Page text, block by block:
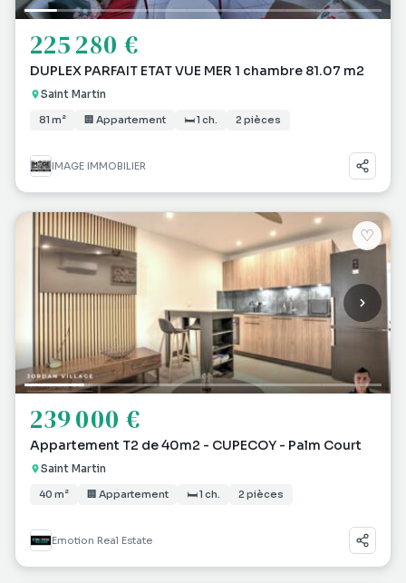
225 280 €
DUPLEX PARFAIT ETAT VUE MER 1 chambre 81.07 m2
Saint Martin
81 m² 🏢 Appartement 🛏 1 ch. 2 pièces
IMAGE IMMOBILIER
♡
239 000 €
Appartement T2 de 40m2 - CUPECOY - Palm Court
Saint Martin
40 m² 🏢 Appartement 🛏 1 ch. 2 pièces
Emotion Real Estate